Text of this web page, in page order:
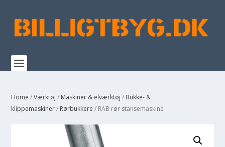
Home /Værktøj / Maskiner & elværktøj / Bukke- &
klippemaskiner/ Rørbukkere / RAB rør stansemaskine